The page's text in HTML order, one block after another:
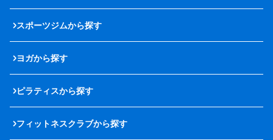
スポーツジムから探す
ヨガから探す
ピラティスから探す
フィットネスクラブから探す